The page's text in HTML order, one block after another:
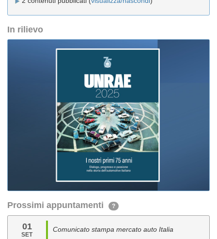
In rilievo
Prossimi appuntamenti ?
01
SET
Comunicato stampa mercato auto Italia